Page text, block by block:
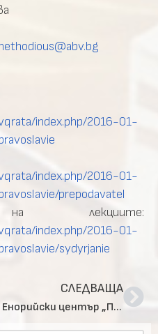
index.php/2016-01-
index.php/2016-01-
prepodavatel
на лекциите:
index.php/2016-01-
sydyrjanie
СЛЕДВАЩА
Eнорийски център „Покров Богородичен“